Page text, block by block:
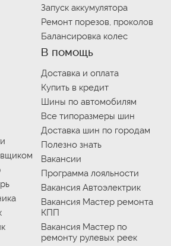
Запуск аккумулятора
Ремонт порезов, проколов
Балансировка колес
В помощь
Доставка и оплата
Купить в кредит
Шины по автомобилям
Все типоразмеры шин
Доставка шин по городам
Полезно знать
Вакансии
Программа лояльности
Вакансия Автоэлектрик
Вакансия Мастер ремонта
КПП
Вакансия Мастер по
ремонту рулевых реек